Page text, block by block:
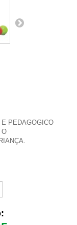
E PEDAGOGICO
O